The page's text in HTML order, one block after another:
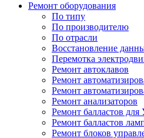
Ремонт оборудования
По типу
По производителю
По отрасли
Восстановление
Перемотка
Ремонт автоклавов
Ремонт
Ремонт
Ремонт анализаторов
Ремонт балластов
Ремонт балластов
Ремонт блоков